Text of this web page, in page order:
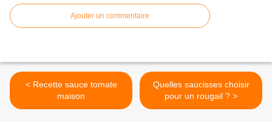
Ajouter un commentaire
< Recette sauce tomate
maison
Quelles saucisses choisir
pour un rougail ? >